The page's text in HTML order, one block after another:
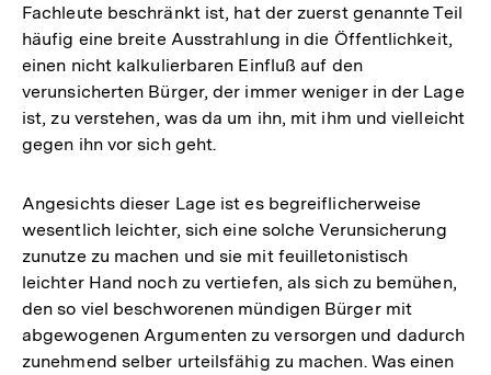
Fachleute beschränkt ist, hat der zuerst genannte Teil
häufig eine breite Ausstrahlung in die Öffentlichkeit,
einen nicht kalkulierbaren Einfluß auf den
verunsicherten Bürger, der immer weniger in der Lage
ist, zu verstehen, was da um ihn, mit ihm und vielleicht
gegen ihn vor sich geht.
Angesichts dieser Lage ist es begreiflicherweise
wesentlich leichter, sich eine solche Verunsicherung
zunutze zu machen und sie mit feuilletonistisch
leichter Hand noch zu vertiefen, als sich zu bemühen,
den so viel beschworenen mündigen Bürger mit
abgewogenen Argumenten zu versorgen und dadurch
zunehmend selber urteilsfähig zu machen. Was einen